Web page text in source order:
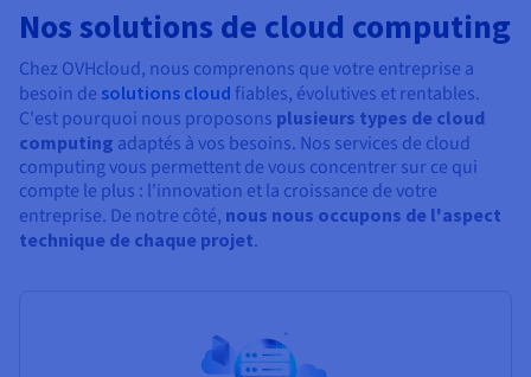
Nos solutions de cloud computing
Chez OVHcloud, nous comprenons que votre entreprise a
besoin de solutions cloud fiables, évolutives et rentables.
C'est pourquoi nous proposons plusieurs types de cloud
computing adaptés à vos besoins. Nos services de cloud
computing vous permettent de vous concentrer sur ce qui
compte le plus : l'innovation et la croissance de votre
entreprise. De notre côté, nous nous occupons de l'aspect
technique de chaque projet.